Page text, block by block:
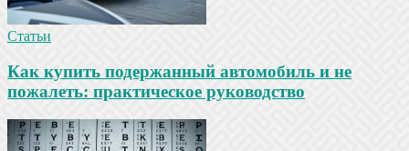
Статьи
Как купить подержанный автомобиль и не
пожалеть: практическое руководство